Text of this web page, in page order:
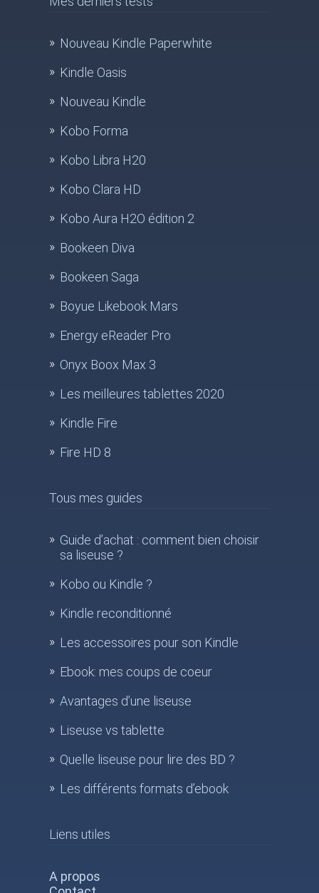
Nouveau Kindle Paperwhite
Kindle Oasis
Nouveau Kindle
Kobo Forma
Kobo Libra H20
Kobo Clara HD
Kobo Aura H2O édition 2
Bookeen Diva
Bookeen Saga
Boyue Likebook Mars
Energy eReader Pro
Onyx Boox Max 3
Les meilleures tablettes 2020
Kindle Fire
Fire HD 8
Tous mes guides
Guide d’achat : comment bien choisir
sa liseuse ?
Kobo ou Kindle ?
Kindle reconditionné
Les accessoires pour son Kindle
Ebook: mes coups de coeur
Avantages d’une liseuse
Liseuse vs tablette
Quelle liseuse pour lire des BD ?
Les différents formats d’ebook
Liens utiles
A propos